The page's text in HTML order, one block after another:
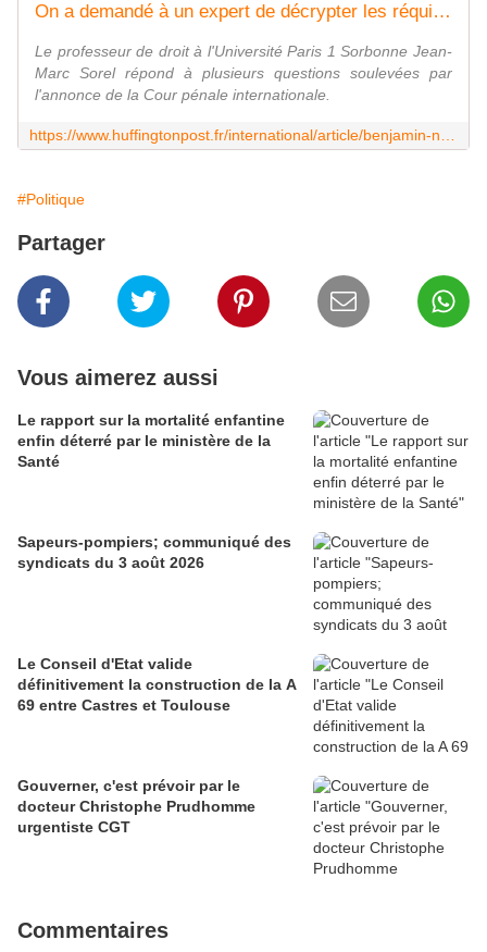
On a demandé à un expert de décrypter les réquisitions de la CPI contre Israël et le Hamas
Le professeur de droit à l'Université Paris 1 Sorbonne Jean-
Marc Sorel répond à plusieurs questions soulevées par
l'annonce de la Cour pénale internationale.
#Politique
Partager
Vous aimerez aussi
Le rapport sur la mortalité enfantine
enfin déterré par le ministère de la
Santé
Sapeurs-pompiers; communiqué des
syndicats du 3 août 2026
Le Conseil d'Etat valide
définitivement la construction de la A
69 entre Castres et Toulouse
Gouverner, c'est prévoir par le
docteur Christophe Prudhomme
urgentiste CGT
Commentaires